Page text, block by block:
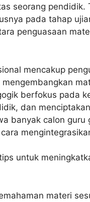
seorang
pada tahap
penguasaan
mencakup
berfokus pada
dan
banyak calon
untuk
materi